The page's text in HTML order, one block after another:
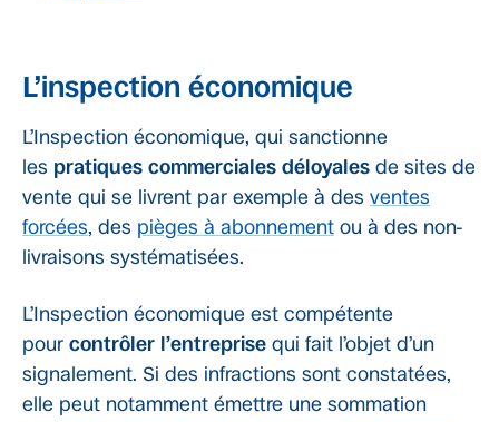
L’inspection économique
L’Inspection économique, qui sanctionne
les pratiques commerciales déloyales de sites de
vente qui se livrent par exemple à des ventes
forcées, des pièges à abonnement ou à des non-
livraisons systématisées.
L’Inspection économique est compétente
pour contrôler l’entreprise qui fait l’objet d’un
signalement. Si des infractions sont constatées,
elle peut notamment émettre une sommation